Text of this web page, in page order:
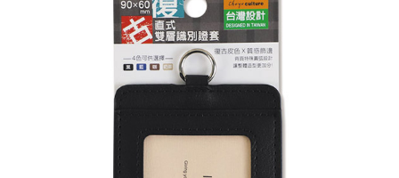
２．關於個人資料處理事宜，請瀏覽以下網址：
https://aftee.tw/terms/#terms3
３．未成年的使用者請事先徵得法定代理人或監護人之同意方可使用
「AFTEE先享後付」，若未經同意申辦者引起之損失，本公司不負相關責
４．使用「AFTEE先享後付」時，將依據個別帳號之用戶狀況，依本公司即
時審查核予不同之上限額度；若仍有額度不足之情形，本公司將視審查結果
請求用戶進行身份認證。
５．嚴禁一人註冊多個帳號或使用他人資訊註冊。若發現惡意使用之情形，
恩沛科技股份有限公司將有權停止該用戶之使用額度並採取法律行動。
每筆NT$65，滿NT$490(含以上)免運費
每筆NT$100，滿NT$790(含以上)免運費
付款後寶雅門市自取(由倉庫統一出貨)
每筆NT$80，滿NT$290(含以上)免運費